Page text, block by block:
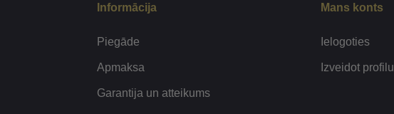
Informācija
Piegāde
Apmaksa
Garantija un atteikums
Mans konts
Ielogoties
Izveidot profilu